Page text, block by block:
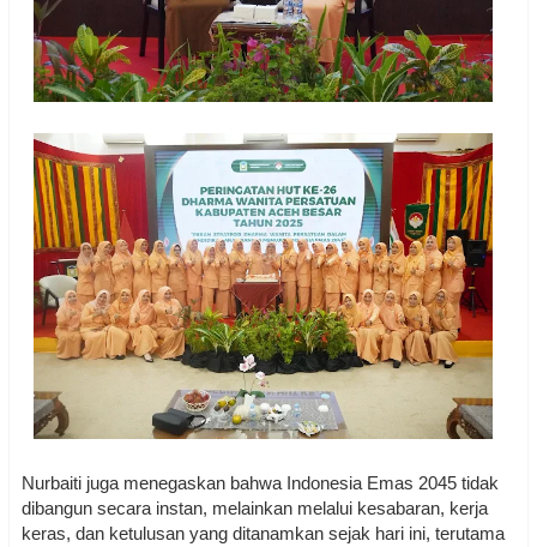
Nurbaiti juga menegaskan bahwa Indonesia Emas 2045 tidak
dibangun secara instan, melainkan melalui kesabaran, kerja
keras, dan ketulusan yang ditanamkan sejak hari ini, terutama